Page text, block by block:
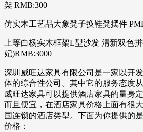
架 RMB:300
仿实木工艺品大象凳子换鞋凳摆件
上等白杨实木框架L型沙发 清新双色
妃)RMB:3000
深圳威旺达家具有限公司是一家以开
体的综合性公司。其中它的服务态度
威旺达家具可以提供酒店家具的量身
而且便宜，在酒店家具价格上面有很
国连锁的酒店类型。下面为你提供的
价格：